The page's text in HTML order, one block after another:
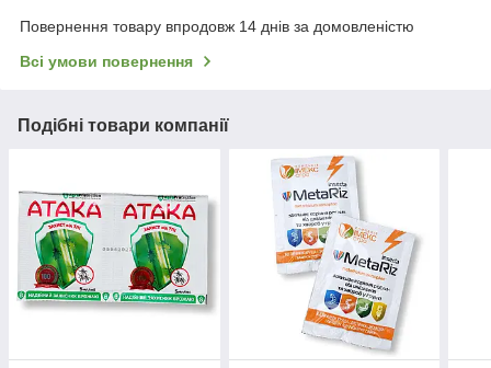
Повернення товару впродовж 14 днів за домовленістю
Всі умови повернення
Подібні товари компанії